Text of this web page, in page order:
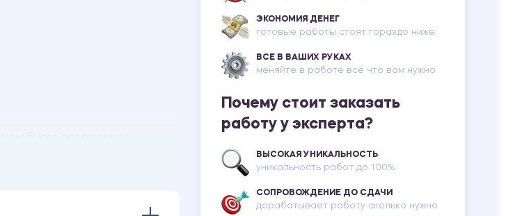
ЭКОНОМИЯ ДЕНЕГ
готовые работы стоят гораздо ниже
ВСЕ В ВАШИХ РУКАХ
меняйте в работе всё что вам нужно
Почему стоит заказать
работу у эксперта?
ВЫСОКАЯ УНИКАЛЬНОСТЬ
уникальность работ до 100%
СОПРОВОЖДЕНИЕ ДО СДАЧИ
дорабатывает работу сколько нужно